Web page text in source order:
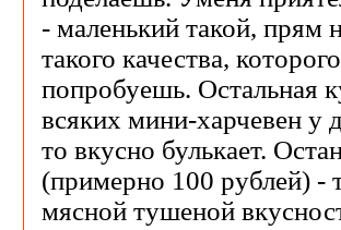
- маленький такой, прям
такого качества,
попробуешь. Остальная
всяких мини-харчевен у
то вкусно булькает.
(примерно 100 рублей) -
мясной тушеной